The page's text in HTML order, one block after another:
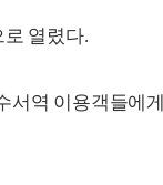
열렸다.
서역 이용객들에게